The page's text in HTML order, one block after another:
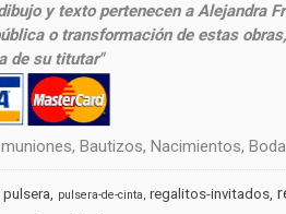
y texto pertenecen a Alejandra
o transformación de estas
de su titutar"
Bautizos, Nacimientos,
pulsera pulsera-de-cinta regalitos-invitados